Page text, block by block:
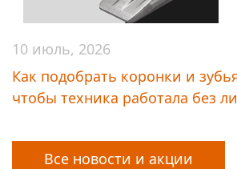
10 июль, 2026
Как подобрать коронки и
чтобы техника работала без
Все новости и акции